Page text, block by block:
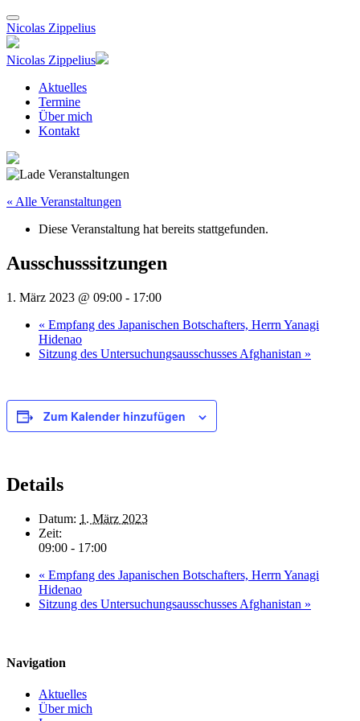
Nicolas Zippelius
Nicolas Zippelius
Aktuelles
Termine
Über mich
Kontakt
« Alle Veranstaltungen
Diese Veranstaltung hat bereits stattgefunden.
Ausschusssitzungen
1. März 2023 @ 09:00 - 17:00
« Empfang des Japanischen Botschafters, Herrn Yanagi
Hidenao
Sitzung des Untersuchungsausschusses Afghanistan »
Zum Kalender hinzufügen
Details
Datum: 1. März 2023
Zeit:
09:00 - 17:00
« Empfang des Japanischen Botschafters, Herrn Yanagi
Hidenao
Sitzung des Untersuchungsausschusses Afghanistan »
Navigation
Aktuelles
Über mich